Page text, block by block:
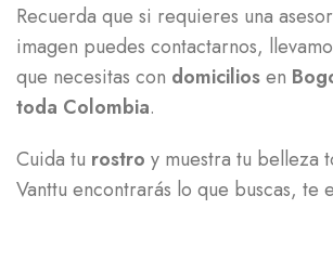
Recuerda que si requieres una
imagen puedes contactarnos,
que necesitas con domiciliosen
toda Colombia.
Cuida tu rostro y muestra tu belleza
Vanttu encontrarás lo que buscas, te